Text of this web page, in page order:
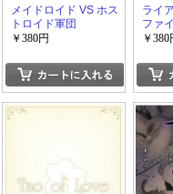
メイドロイド VS ホス
トロイド軍団
￥380円
ライ
ファ
￥380